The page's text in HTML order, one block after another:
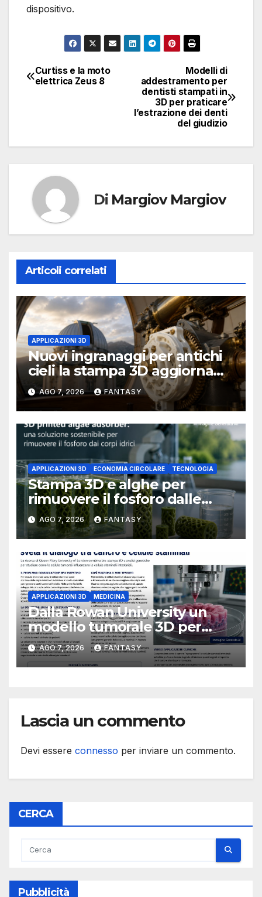
dispositivo.
Navigazione
Modelli di
addestramento per
dentisti stampati in
3D per praticare
l’estrazione dei denti
del giudizio
Curtiss e la moto
elettrica Zeus 8
Di Margiov Margiov
Articoli correlati
APPLICAZIONI 3D
Nuovi ingranaggi per antichi
cieli la stampa 3D aggiorna
un osservatorio del 1930 della
University of Arkansas at
Little Rock
AGO 7, 2026 FANTASY
APPLICAZIONI 3D ECONOMIA CIRCOLARE TECNOLOGIA
Stampa 3D e alghe per
rimuovere il fosforo dalle
acque il progetto della
Florida Atlantic University
AGO 7, 2026 FANTASY
APPLICAZIONI 3D MEDICINA
Dalla Rowan University un
modello tumorale 3D per
studiare il dialogo tra cancro
e cellule staminali
AGO 7, 2026 FANTASY
Lascia un commento
Devi essere connesso per inviare un commento.
CERCA
Pubblicità